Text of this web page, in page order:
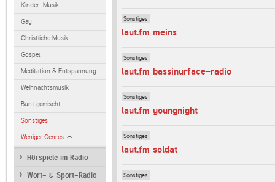
Kinder-Musik
Gay
Christliche Musik
Gospel
Meditation & Entspannung
Weihnachtsmusik
Bunt gemischt
Sonstiges
Weniger Genres
Hörspiele im Radio
Wort- & Sport-Radio
Sonstiges
laut.fm meins
Sonstiges
laut.fm bassinurface-radio
Sonstiges
laut.fm youngnight
Sonstiges
laut.fm soldat
Sonstiges